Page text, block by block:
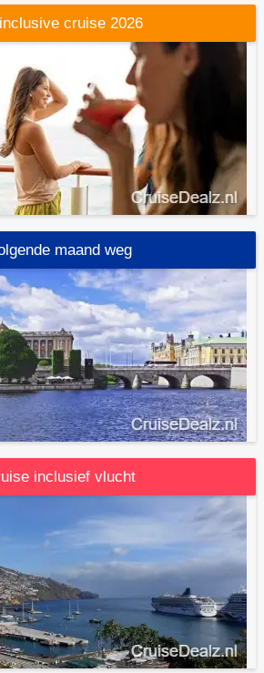
cruise 2026
maand weg
inclusief vlucht